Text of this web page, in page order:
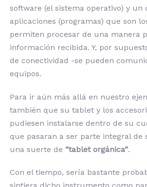
software (el sistema operativo) y un
aplicaciones (programas) que son
permiten procesar de una manera
información recibida. Y, por
de conectividad -se pueden
equipos.
Para ir aún más allá en nuestro
también que su tablet y los
pudiesen instalarse dentro de su
que pasaran a ser parte integral de
una suerte de “tablet orgánica”.
Con el tiempo, sería bastante